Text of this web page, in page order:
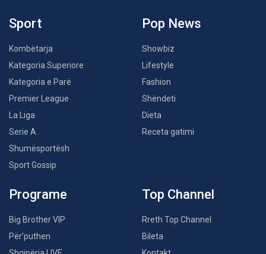
Sport
Kombëtarja
Kategoria Superiore
Kategoria e Parë
Premier League
La Liga
Serie A
Shumësportësh
Sport Gossip
Pop News
Showbiz
Lifestyle
Fashion
Shëndeti
Dieta
Receta gatimi
Programe
Big Brother VIP
Për’puthen
Top Channel
Rreth Top Channel
Bileta